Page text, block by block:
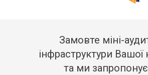
Замовте міні-
інфраструктури Вашої
та ми